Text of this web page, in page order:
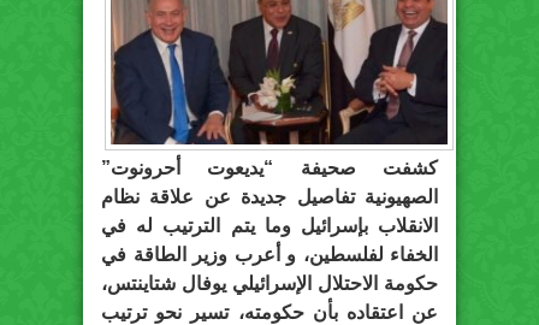
كشفت صحيفة “يديعوت أحرونوت”
الصهيونية تفاصيل جديدة عن علاقة نظام
الانقلاب بإسرائيل وما يتم الترتيب له في
الخفاء لفلسطين، و أعرب وزير الطاقة في
حكومة الاحتلال الإسرائيلي يوفال شتاينتس،
عن اعتقاده بأن حكومته، تسير نحو ترتيب